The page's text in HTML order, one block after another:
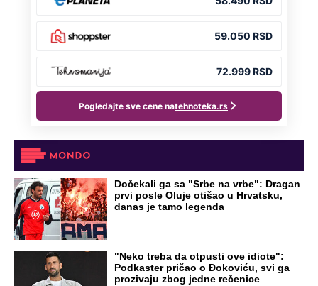
Dočekali ga sa "Srbe na vrbe": Dragan
prvi posle Oluje otišao u Hrvatsku,
danas je tamo legenda
"Neko treba da otpusti ove idiote":
Podkaster pričao o Đokoviću, svi ga
prozivaju zbog jedne rečenice